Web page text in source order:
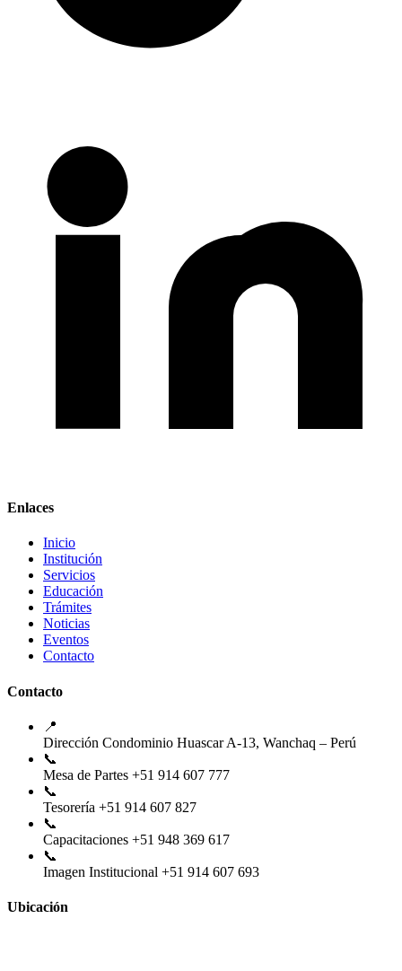
Enlaces
Inicio
Institución
Servicios
Educación
Trámites
Noticias
Eventos
Contacto
Contacto
📍
Dirección Condominio Huascar A-13, Wanchaq – Perú
📞
Mesa de Partes +51 914 607 777
📞
Tesorería +51 914 607 827
📞
Capacitaciones +51 948 369 617
📞
Imagen Institucional +51 914 607 693
Ubicación